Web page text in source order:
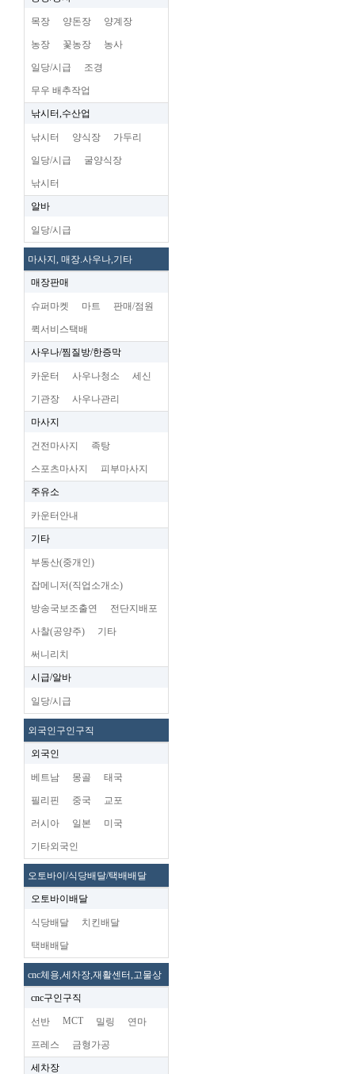
목장 양돈장 양계장
농장 꽃농장 농사
일당/시급 조경
무우 배추작업
낚시터,수산업
낚시터 양식장 가두리
일당/시급 굴양식장
낚시터
알바
일당/시급
마사지, 매장.사우나,기타
매장판매
슈퍼마켓 마트 판매/점원
퀵서비스택배
사우나/찜질방/한증막
카운터 사우나청소 세신
기관장 사우나관리
마사지
건전마사지 족탕
스포츠마사지 피부마사지
주유소
카운터안내
기타
부동산(중개인)
잡메니저(직업소개소)
방송국보조출연 전단지배포
사찰(공양주) 기타
써니리치
시급/알바
일당/시급
외국인구인구직
외국인
베트남 몽골 태국
필리핀 중국 교포
러시아 일본 미국
기타외국인
오토바이/식당배달/택배배달
오토바이배달
식당배달 치킨배달
택배배달
cnc체용,세차장,재활센터,고물상
cnc구인구직
선반 MCT 밀링 연마
프레스 금형가공
세차장